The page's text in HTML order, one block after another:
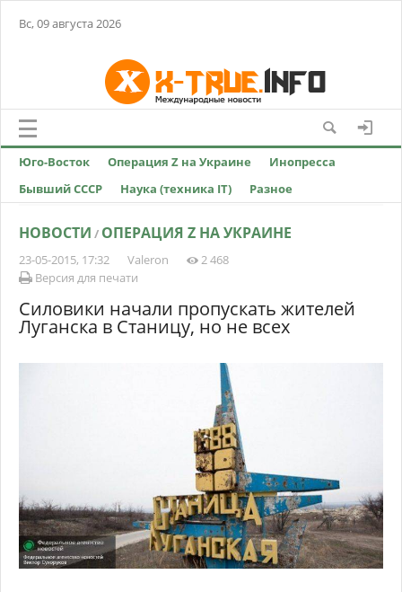
Вс, 09 августа 2026
Юго-Восток Операция Z на Украине
Инопресса
Бывший СССР
Наука (техника IT) Разное
НОВОСТИ / ОПЕРАЦИЯ Z НА УКРАИНЕ
23-05-2015, 17:32 Valeron
2 468
Версия для печати
Силовики начали пропускать жителей
Луганска в Станицу, но не всех